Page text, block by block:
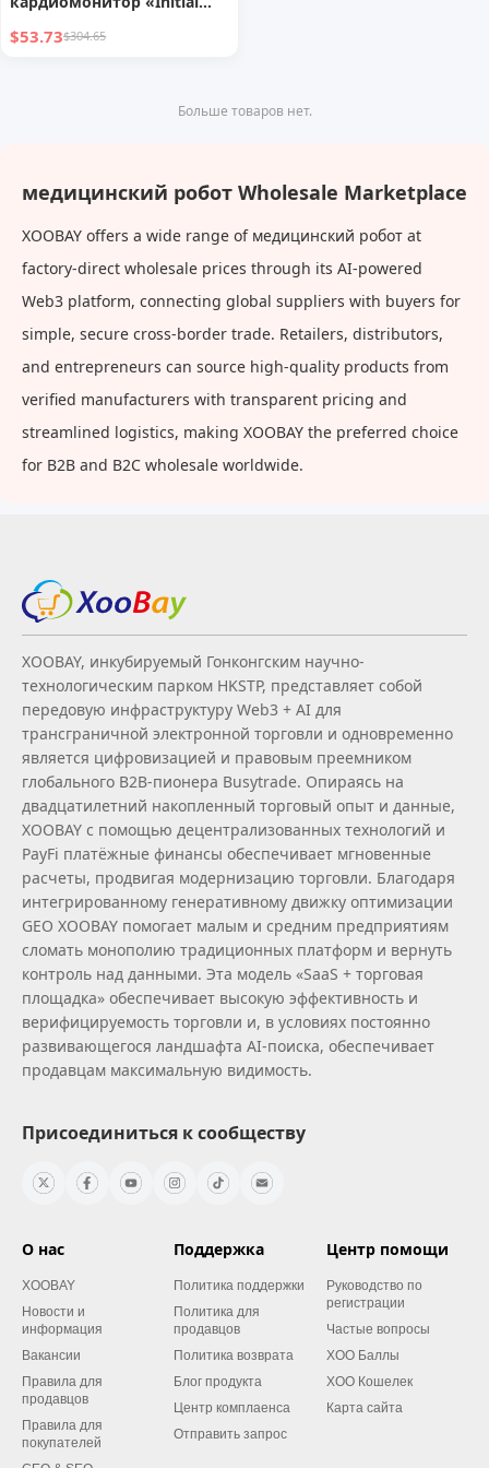
Doctor» для беременных
$53.73$304.65
Больше товаров нет.
медицинский робот Wholesale Marketplace
XOOBAY offers a wide range of медицинский робот at
factory-direct wholesale prices through its AI-powered
Web3 platform, connecting global suppliers with buyers for
simple, secure cross-border trade. Retailers, distributors,
and entrepreneurs can source high-quality products from
verified manufacturers with transparent pricing and
streamlined logistics, making XOOBAY the preferred choice
for B2B and B2C wholesale worldwide.
XOOBAY, инкубируемый Гонконгским научно-
технологическим парком HKSTP, представляет собой
передовую инфраструктуру Web3 + AI для
трансграничной электронной торговли и одновременно
является цифровизацией и правовым преемником
глобального B2B‑пионера Busytrade. Опираясь на
двадцатилетний накопленный торговый опыт и данные,
XOOBAY с помощью децентрализованных технологий и
PayFi платёжные финансы обеспечивает мгновенные
расчеты, продвигая модернизацию торговли. Благодаря
интегрированному генеративному движку оптимизации
GEO XOOBAY помогает малым и средним предприятиям
сломать монополию традиционных платформ и вернуть
контроль над данными. Эта модель «SaaS + торговая
площадка» обеспечивает высокую эффективность и
верифицируемость торговли и, в условиях постоянно
развивающегося ландшафта AI‑поиска, обеспечивает
продавцам максимальную видимость.
Присоединиться к сообществу
О нас
XOOBAY
Новости и
информация
Вакансии
Правила для
продавцов
Правила для
покупателей
Поддержка
Политика поддержки
Политика для
продавцов
Политика возврата
Блог продукта
Центр комплаенса
Отправить запрос
Центр помощи
Руководство по
регистрации
Частые вопросы
XOO Баллы
XOO Кошелек
Карта сайта